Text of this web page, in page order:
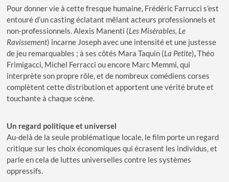
Pour donner vie à cette fresque humaine, Frédéric Farrucci s’est
entouré d’un casting éclatant mêlant acteurs professionnels et
non-professionnels. Alexis Manenti (Les Misérables, Le
Ravissement) incarne Joseph avec une intensité et une justesse
de jeu remarquables ; à ses côtés Mara Taquin (La Petite),Théo
Frimigacci, Michel Ferracci ou encore Marc Memmi, qui
interprète son propre rôle, et de nombreux comédiens corses
complètent cette distribution et apportent une vérité brute et
touchante à chaque scène.
Un regard politique et universel
Au-delà de la seule problématique locale, le film porte un regard
critique sur les choix économiques qui écrasent les individus, et
parle en cela de luttes universelles contre les systèmes
oppressifs.